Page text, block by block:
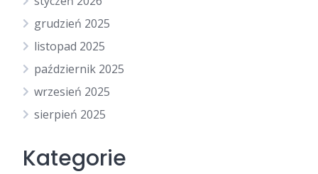
grudzień 2025
listopad 2025
październik 2025
wrzesień 2025
sierpień 2025
Kategorie